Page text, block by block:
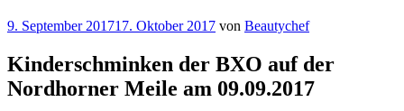
Veröffentlicht
9. September 201717. Oktober 2017 von Beautychef
Kinderschminken der BXO auf der
Nordhorner Meile am 09.09.2017